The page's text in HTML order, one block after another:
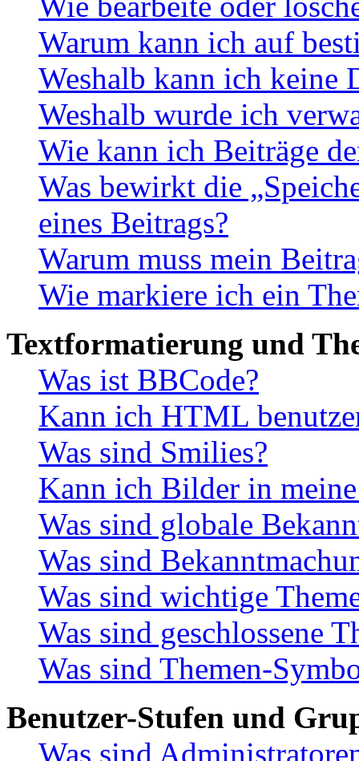
Warum kann ich auf
Weshalb kann ich keine
Weshalb wurde ich
Wie kann ich Beiträge
Was bewirkt die
eines Beitrags?
Warum muss mein
Wie markiere ich ein
Textformatierung und
Was ist BBCode?
Kann ich HTML
Was sind Smilies?
Kann ich Bilder in
Was sind globale
Was sind
Was sind wichtige
Was sind geschlossene
Was sind Themen-
Benutzer-Stufen und
Was sind